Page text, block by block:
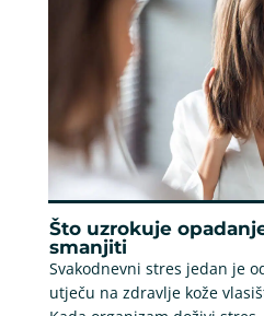
Što uzrokuje
smanjiti
Svakodnevni stres jedan je
utječu na zdravlje kože